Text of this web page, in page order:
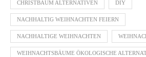
CHRISTBAUM ALTERNATIVEN DIY
NACHHALTIG WEIHNACHTEN FEIERN
NACHHALTIGE WEIHNACHTEN
WEIHNACHTSBÄUME ÖKOLOGISCHE